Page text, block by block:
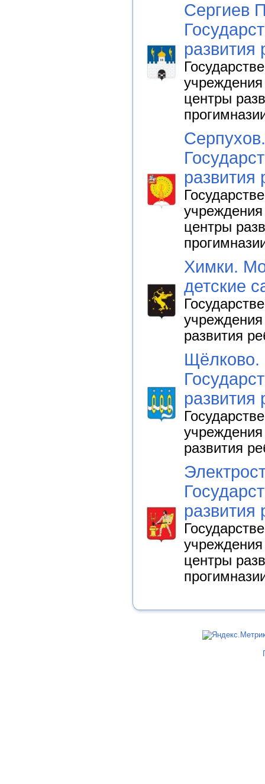
Сергиев
развития
центры
развития
центры
Химки.
детские
развития
Щёлково.
развития
развития
развития
центры